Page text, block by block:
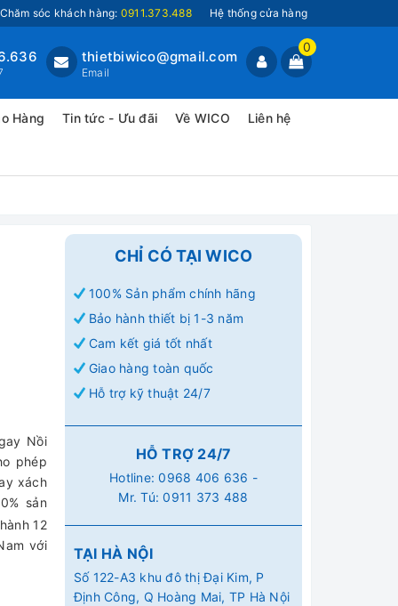
Chăm sóc khách hàng: 0911.373.488 Hệ thống cửa hàng
0
thietbiwico@gmail.com
Email
Hàng Tin tức - Ưu đãi Về WICO Liên hệ
Nồi
phép
xách
sản
12
với
CHỈ CÓ TẠI WICO
100% Sản phẩm chính hãng
Bảo hành thiết bị 1-3 năm
Cam kết giá tốt nhất
Giao hàng toàn quốc
Hỗ trợ kỹ thuật 24/7
HỖ TRỢ 24/7
Hotline:0968 406 636 -
Mr. Tú:0911 373 488
TẠI HÀ NỘI
Số 122-A3 khu đô thị Đại Kim, P
Định Công, Q Hoàng Mai, TP Hà Nội